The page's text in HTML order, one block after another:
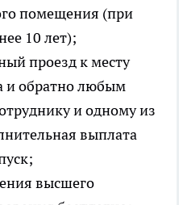
помещения (при
10 лет);
проезд к месту
и обратно любым
и одному из
выплата
высшего